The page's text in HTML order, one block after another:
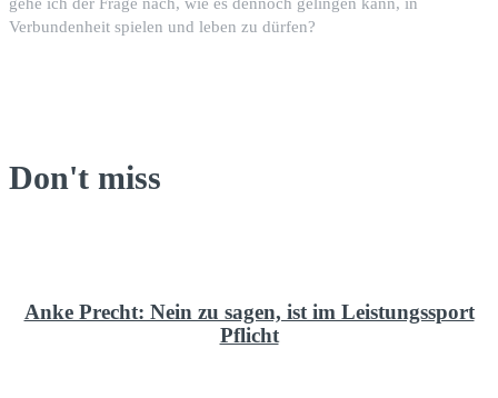
Verbundenheit spielen und leben zu dürfen?
Don't miss
Anke Precht: Nein zu sagen, ist im Leistungssport
Pflicht